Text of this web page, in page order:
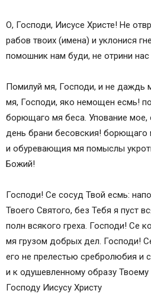
Молитва об исцелении от
Молитва об исцелении
Молитва об исцелении
исцеления
Молитва чтобы с любовью
болящими Иисусу Христу
Молитва Иисусу Христу во
Молитва во время
Первая молитва Иисусу
Молитва родителей за детей
Молитва об исцелении
Канон покаянный Иисусу
Молитва Иисусу о
Покаянная молитва Иисусу
совершившей аборт
Молитва об усопших
О, Господи, Иисусе Христе! Не
рабов твоих (имена) и уклонися
помошник нам буди, не отрини нас
Помилуй мя, Господи, и не даждь
мя, Господи, яко немощен есмь!
борющаго мя беса. Упование
день брани бесовския! борющаго
и обуревающия мя помыслы
Божий!
Господи! Се сосуд Твой есмь:
Твоего Святого, без Тебя я пуст
полн всякого греха. Господи! Се
мя грузом добрых дел. Господи!
его не прелестью сребролюбия и
и к одушевленному образу
Господу Иисусу Христу